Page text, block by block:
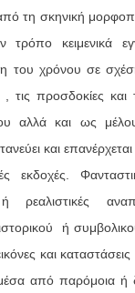
τη σκηνική
τρόπο κειμενικά
του χρόνου σε
, τις προσδοκίες
αλλά και ως
και
εκδοχές.
ή ρεαλιστικές
ή
και
από παρόμοια ή